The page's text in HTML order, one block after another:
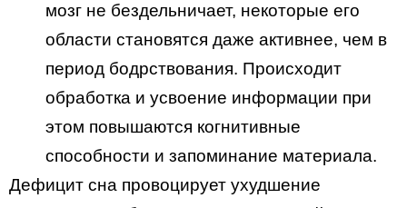
мозг не бездельничает, некоторые его
области становятся даже активнее, чем в
период бодрствования. Происходит
обработка и усвоение информации при
этом повышаются когнитивные
способности и запоминание материала.
Дефицит сна провоцирует ухудшение